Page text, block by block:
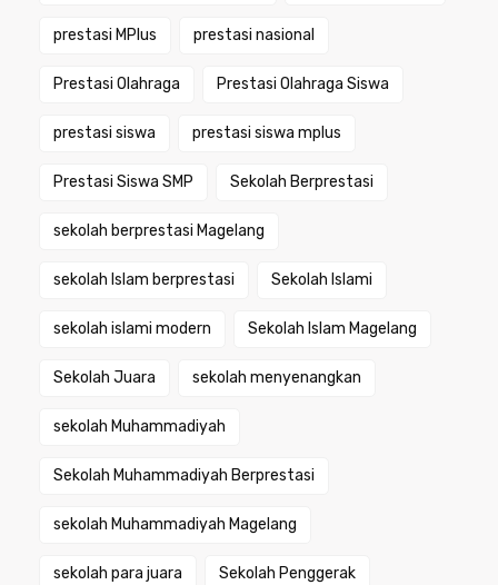
prestasi MPlus prestasi nasional
Prestasi Olahraga Prestasi Olahraga Siswa
prestasi siswa prestasi siswa mplus
Prestasi Siswa SMP Sekolah Berprestasi
sekolah berprestasi Magelang
sekolah Islam berprestasi Sekolah Islami
sekolah islami modern Sekolah Islam Magelang
Sekolah Juara sekolah menyenangkan
sekolah Muhammadiyah
Sekolah Muhammadiyah Berprestasi
sekolah Muhammadiyah Magelang
sekolah para juara Sekolah Penggerak